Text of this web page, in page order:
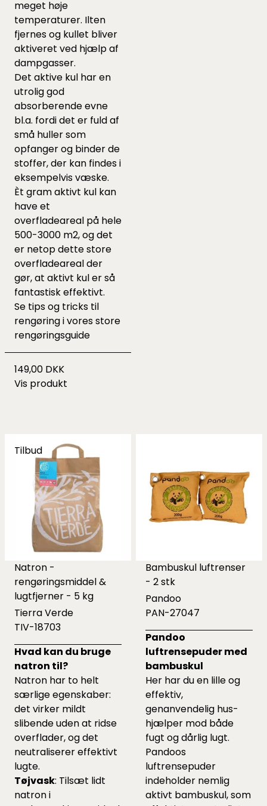
meget høje
temperaturer. Ilten
fjernes og kullet bliver
aktiveret ved hjælp af
dampgasser.
Det aktive kul har en
utrolig god
absorberende evne
bl.a. fordi det er fuld af
små huller som
opfanger og binder de
stoffer, der kan findes i
eksempelvis væske.
Èt gram aktivt kul kan
have et
overfladeareal på hele
500-3000 m2, og det
er netop dette store
overfladeareal der
gør, at aktivt kul er så
fantastisk effektivt.
Se tips og tricks til
rengøring i voresstore
rengøringsguide
149,00 DKK
Vis produkt
Tilbud
Natron -
rengøringsmiddel &
lugtfjerner - 5 kg
Tierra Verde
TIV-18703
Hvad kan du bruge
natron til?
Natron har to helt
særlige egenskaber:
det virker mildt
slibende uden at ridse
overflader, og det
neutraliserer effektivt
lugte.
Tøjvask: Tilsæt lidt
natron i
Bambuskul luftrenser
- 2 stk
Pandoo
PAN-27047
Pandoo
luftrensepuder med
bambuskul
Her har du en lille og
effektiv,
genanvendelig hus-
hjælper mod både
fugt og dårlig lugt.
Pandoos
luftrensepuder
indeholder nemlig
aktivt bambuskul, som